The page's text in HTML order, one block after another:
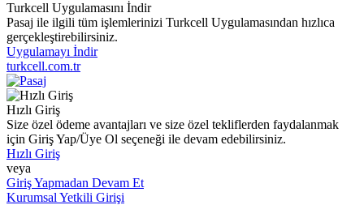
Turkcell Uygulamasını İndir
Pasaj ile ilgili tüm işlemlerinizi Turkcell Uygulamasından hızlıca
gerçekleştirebilirsiniz.
Uygulamayı İndir
turkcell.com.tr
Hızlı Giriş
Size özel ödeme avantajları ve size özel tekliflerden faydalanmak
için Giriş Yap/Üye Ol seçeneği ile devam edebilirsiniz.
Hızlı Giriş
veya
Giriş Yapmadan Devam Et
Kurumsal Yetkili Girişi